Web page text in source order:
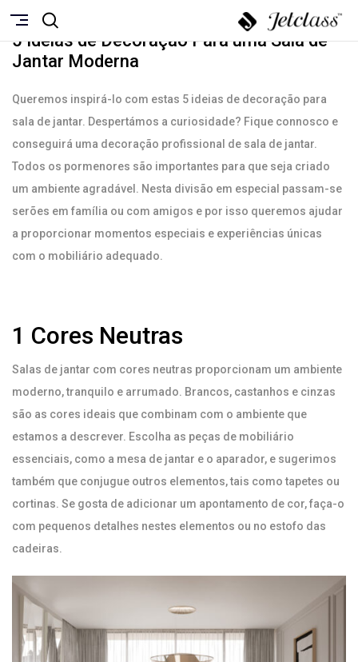
ABRIL 28, 2021
5 Ideias de Decoração Para uma Sala de
Jantar Moderna
Queremos inspirá-lo com estas 5 ideias de decoração para
sala de jantar. Despertámos a curiosidade? Fique connosco e
conseguirá uma decoração profissional de sala de jantar.
Todos os pormenores são importantes para que seja criado
um ambiente agradável. Nesta divisão em especial passam-se
serões em família ou com amigos e por isso queremos ajudar
a proporcionar momentos especiais e experiências únicas
com o mobiliário adequado.
1 Cores Neutras
Salas de jantar com cores neutras proporcionam um ambiente
moderno, tranquilo e arrumado. Brancos, castanhos e cinzas
são as cores ideais que combinam com o ambiente que
estamos a descrever. Escolha as peças de mobiliário
essenciais, como a mesa de jantar e o aparador, e sugerimos
também que conjugue outros elementos, tais como tapetes ou
cortinas. Se gosta de adicionar um apontamento de cor, faça-o
com pequenos detalhes nestes elementos ou no estofo das
cadeiras.